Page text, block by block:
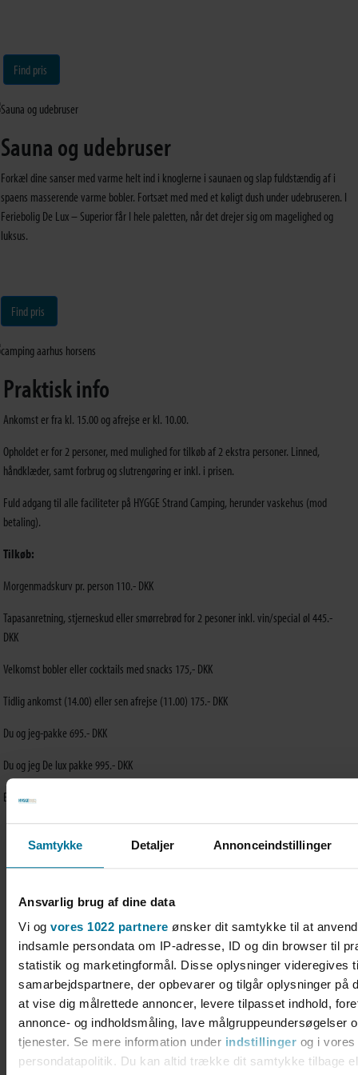
Samtykke Detaljer Annonceindstillinger
Ansvarlig brug af dine data
Vi og vores 1022 partnere ønsker dit samtykke til at
indsamle persondata om IP-adresse, ID og din browser til
statistik og marketingformål. Disse oplysninger videregives
samarbejdspartnere, der opbevarer og tilgår oplysninger på
at vise dig målrettede annoncer, levere tilpasset indhold,
annonce- og indholdsmåling, lave målgruppeundersøgelser
tjenester. Se mere information under indstillinger og i vores
persondatapolitik. Du kan altid trække dit samtykke tilbage
Find pris
Sauna og udebruser
Forkæl dine sanser med varme helt ind i knoglerne i saunaen og slap fuldstændig af i
spaens masserende varme bobler. Fortsæt med med et køligt dush under udebruseren. I
Feriebolig De Lux – Superior får I hele paletten, når det drejer sig om magelighed og
luksus.
Find pris
Praktisk info
Ankomst er fra kl. 15.00 og afrejse er kl. 10.00.
Opholdet er for 2 personer, med mulighed for tilkøb af 2 ekstra personer. Linned,
håndklæder, samt forbrug og slutrengøring er inkl. i prisen.
Fuld adgang til alle faciliteter på HYGGE Strand Camping, herunder vaskehus (mod
betaling).
Tilkøb:
Morgenmadskurv pr. person 110.- DKK
Tapasanretning, stjerneskud eller smørrebrød for 2 pesoner inkl. vin/special øl 445.-
DKK
Velkomst bobler eller cocktails med snacks 175,- DKK
Tidlig ankomst (14.00) eller sen afrejse (11.00) 175.- DKK
Du og jeg-pakke 695.- DKK
Du og jeg De lux pakke 995.- DKK
Ekstra person inkl. linned og håndklæder 300,- DKK
Hyggelig overnatning...
Camping
Find den plads der passer til dig.
Se mere